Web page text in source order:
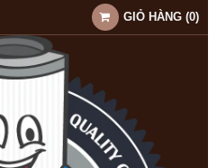
GIỎ HÀNG (0)